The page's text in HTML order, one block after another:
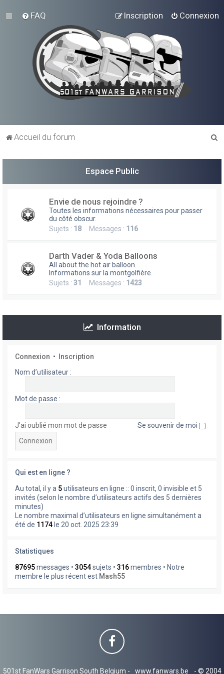
FAQ Connexion
Inscription
Accueil du forum
Espace Public
Envie de nous rejoindre ?
Toutes les informations nécessaires pour passer
du côté obscur.
Sujets : 18 Messages : 116
Darth Vader & Yoda Balloons
All about the hot air balloon.
Informations sur la montgolfière.
Sujets : 31 Messages : 1423
Information
Connexion •
Inscription
Nom d’utilisateur :
Mot de passe :
J’ai oublié mon mot de passe Se souvenir de moi
Qui est en ligne ?
Au total, il y a 5utilisateurs en ligne :: 0 inscrit, 0 invisible et 5
invités (selon le nombre d’utilisateurs actifs des 5 dernières
minutes)
Le nombre maximal d’utilisateurs en ligne simultanément a
été de 1174 le 20 oct. 2025 23:39
Statistiques
87695messages • 3054sujets • 316membres • Notre
membre le plus récent est Mash55
501st FanWars Garrison South Belgium - www.fanwars.be - © 2004